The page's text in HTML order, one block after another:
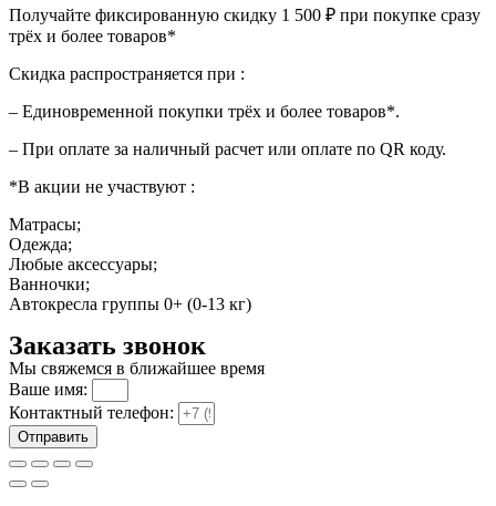
Получайте фиксированную скидку 1 500 ₽ при покупке сразу
трёх и более товаров*
Скидка распространяется при :
– Единовременной покупки трёх и более товаров*.
– При оплате за наличный расчет или оплате по QR коду.
*В акции не участвуют :
Матрасы;
Одежда;
Любые аксессуары;
Ванночки;
Автокресла группы 0+ (0-13 кг)
Заказать звонок
Мы свяжемся в ближайшее время
Ваше имя:
Контактный телефон:
Отправить